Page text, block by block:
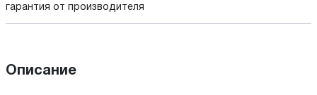
гарантия от производителя
Описание